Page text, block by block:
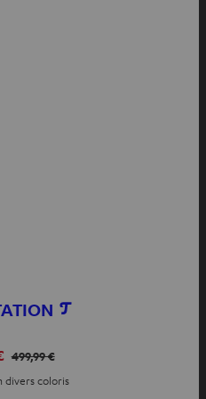
499,99 €
divers coloris